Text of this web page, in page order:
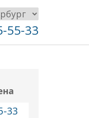
55-33
33